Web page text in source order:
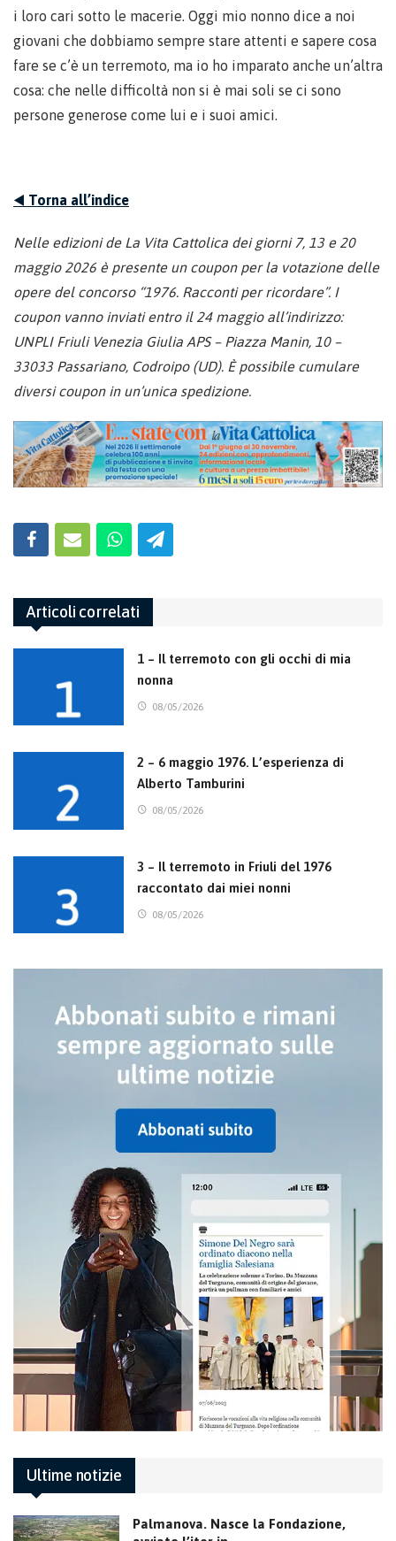
i loro cari sotto le macerie. Oggi mio nonno dice a noi
giovani che dobbiamo sempre stare attenti e sapere cosa
fare se c’è un terremoto, ma io ho imparato anche un’altra
cosa: che nelle difficoltà non si è mai soli se ci sono
persone generose come lui e i suoi amici.
◀️ Torna all’indice
Nelle edizioni de La Vita Cattolica dei giorni 7, 13 e 20
maggio 2026 è presente un coupon per la votazione delle
opere del concorso “1976. Racconti per ricordare”. I
coupon vanno inviati entro il 24 maggio all’indirizzo:
UNPLI Friuli Venezia Giulia APS – Piazza Manin, 10 –
33033 Passariano, Codroipo (UD). È possibile cumulare
diversi coupon in un’unica spedizione.
Articoli correlati
1 – Il terremoto con gli occhi di mia
nonna
08/05/2026
2 – 6 maggio 1976. L’esperienza di
Alberto Tamburini
08/05/2026
3 – Il terremoto in Friuli del 1976
raccontato dai miei nonni
08/05/2026
Ultime notizie
Palmanova. Nasce la Fondazione,